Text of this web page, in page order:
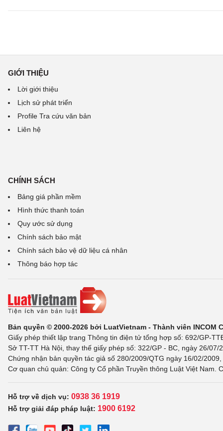
GIỚI THIỆU
Lời giới thiệu
Lịch sử phát triển
Profile Tra cứu văn bản
Liên hệ
CHÍNH SÁCH
Bảng giá phần mềm
Hình thức thanh toán
Quy ước sử dụng
Chính sách bảo mật
Chính sách bảo vệ dữ liệu cá nhân
Thông báo hợp tác
Bản quyền © 2000-2026 bởi LuatVietnam - Thành viên INCOM
Giấy phép thiết lập trang Thông tin điện tử tổng hợp số: 692/GP-
Sở TT-TT Hà Nội, thay thế giấy phép số: 322/GP - BC, ngày 26/
Chứng nhận bản quyền tác giả số 280/2009/QTG ngày 16/02/
Cơ quan chủ quản: Công ty Cổ phần Truyền thông Luật Việt Nam.
Hỗ trợ về dịch vụ: 0938 36 1919
Hỗ trợ giải đáp pháp luật: 1900 6192